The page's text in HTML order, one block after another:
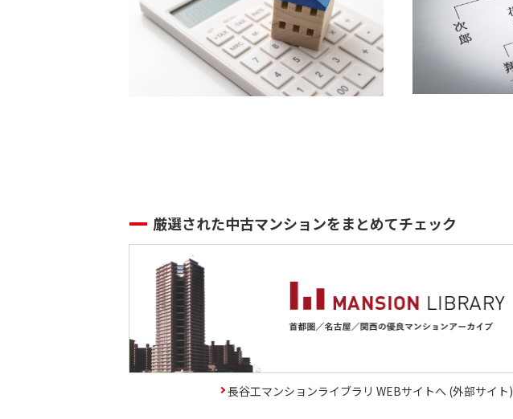
厳選された中古マンションをまとめてチェック
長谷工マンションライブラリ WEBサイトへ (外部サイト)